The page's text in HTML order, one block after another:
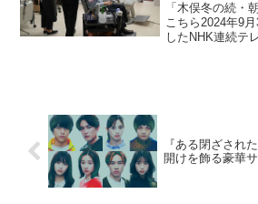
「木俣冬の続・
こちら2024年9
したNHK連続テ
『ある閉ざされ
開けを飾る豪華